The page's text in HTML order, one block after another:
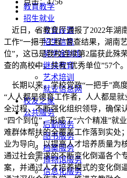
教育教学
招生就业
专业设置
招生信息
奖学金制度
继续教育
艺术培训
就业信息网
校友之家
公共服务
后勤服务
图书服务
档案服务
博物馆服务
信息化服务
近日，省教育厅通报了2022年湖
工作“一把手工程”督查结果，湖南
位”，这已是我校连续第2届获此殊
查的高校中，共有“优秀单位”57个。
长期以来，学校党政“一把手”高
“人人都是德育工作者，人人都是
全过程，不断强化组织领导，确保
“四个到位”，形成了“六个精准”就
难群体帮扶的全覆盖工作落到实处
业为导向，以提高人才培养质量为
通过社会需求的不断变化倒逼各个
案，并通过人才培养模式的变化倒